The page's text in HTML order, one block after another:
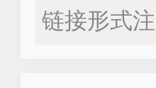
链接形式